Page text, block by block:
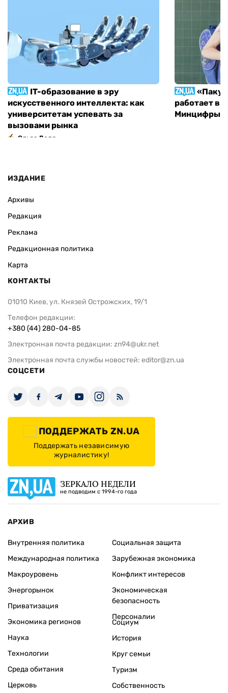
IT-образование в эру
искусственного интеллекта: как
университетам успевать за
вызовами рынка
Ольга Доля
работает в
Минцифры
ИЗДАНИЕ
Архивы
Редакция
Реклама
Редакционная политика
Карта
КОНТАКТЫ
01010 Киев, ул. Князей Острожских, 19/1
Телефон редакции:
+380 (44) 280-04-85
Электронная почта редакции: zn94@ukr.net
Электронная почта службы новостей: editor@zn.ua
СОЦСЕТИ
ПОДДЕРЖАТЬ ZN.UA
Поддержать независимую
журналистику!
ЗЕРКАЛО НЕДЕЛИ
не подводим с 1994-го года
АРХИВ
Внутренняя политика
Международная политика
Макроуровень
Энергорынок
Приватизация
Экономика регионов
Социальная защита
Зарубежная экономика
Конфликт интересов
Экономическая
безопасность
Персоналии
Наука
Технологии
Среда обитания
Церковь
Социум
История
Круг семьи
Туризм
Собственность